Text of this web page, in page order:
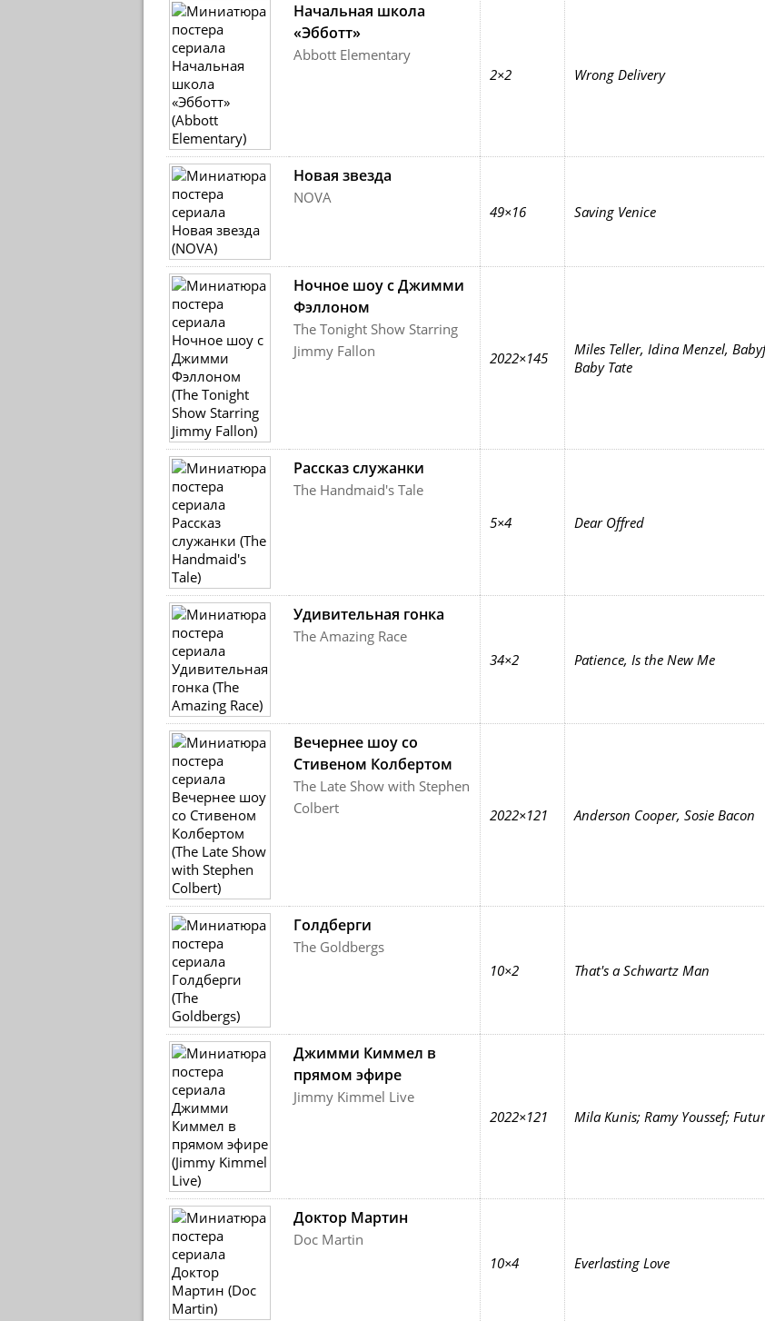
Начальная школа
«Эбботт»
Abbott Elementary
2×2
Wrong Delivery
Новая звезда
NOVA
49×16
Saving Venice
Ночное шоу с Джимми
Фэллоном
The Tonight Show Starring
Jimmy Fallon
2022×145
Miles Teller, Idina Menzel,
Baby Tate
Рассказ служанки
The Handmaid's Tale
5×4
Dear Offred
Удивительная гонка
The Amazing Race
34×2
Patience, Is the New Me
Вечернее шоу со
Стивеном Колбертом
The Late Show with Stephen
Colbert
2022×121 Anderson Cooper, Sosie Bacon
Голдберги
The Goldbergs
10×2
That's a Schwartz Man
Джимми Киммел в
прямом эфире
Jimmy Kimmel Live
2022×121
Mila Kunis; Ramy Youssef;
Доктор Мартин
Doc Martin
10×4
Everlasting Love